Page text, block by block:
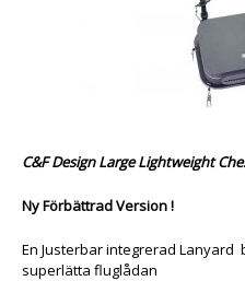
C&F Design Large Lightweight
Ny Förbättrad Version !
En Justerbar integrerad Lanyard
superlätta fluglådan